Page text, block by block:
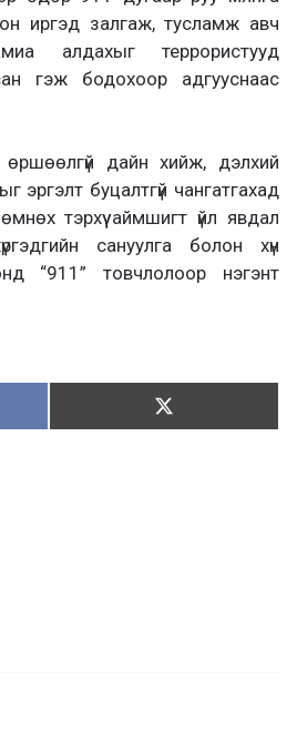
иргэд залгаж, тусламж авч
алдахыг террористууд
гэж бодохоор адгууснаас
дайн хийж, дэлхий
эргэлт буцалтгүй чангатгахад
тэрхүү аймшигт үйл явдал
сануулга болон хүн
“911” товчлолоор нэгэнт
Түгээх:
Т